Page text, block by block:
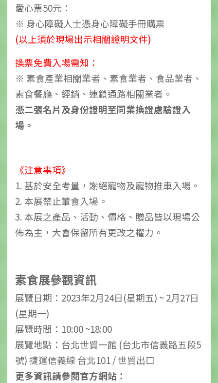
愛心票50元：
※ 身心障礙人士憑身心障礙手冊購票
(以上須於現場出示相關證明文件)
換票免費入場需知：
※ 素食產業相關業者、素食業者、食品業者、
素食餐廳、經銷、連鎖通路相關業者 。
憑二張名片及身份證明至同業換證處驗證入
場。
《注意事項》
1. 基於安全考量，謝絕寵物及寵物推車入場。
2. 本展禁止葷食入場。
3. 本展之產品、活動、價格、贈品皆以現場公
佈為主，大會保留所有更改之權力。
素食展參觀資訊
展覽日期：2023年2月24日(星期五) ~ 2月27日
(星期一)
展覽時間：10:00 ~18:00
展覽地點：台北世貿一館 (台北市信義路五段5
號) 捷運信義線 台北101 / 世貿出口
更多資訊請參閱官方網站：